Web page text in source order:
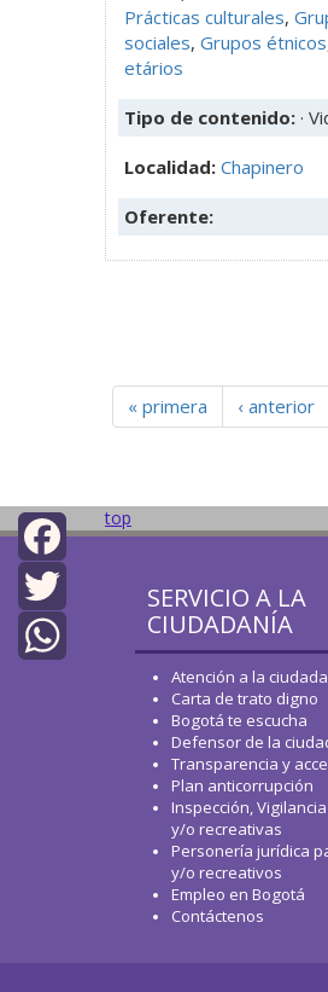
Prácticas culturales,
sociales, Grupos étnicos
etários
Tipo de contenido: ·
Localidad: Chapinero
Oferente:
« primera ‹ anterior
Facebook
Twitter
top
SERVICIO A LA
CIUDADANÍA
Atención a la
Carta de trato digno
Bogotá te escucha
Defensor de la
Transparencia y
Plan anticorrupción
Inspección,
y/o recreativas
Personería jurídica
y/o recreativos
Empleo en Bogotá
Contáctenos